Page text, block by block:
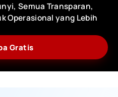
Semua Transparan,
Operasional yang Lebih
Gratis